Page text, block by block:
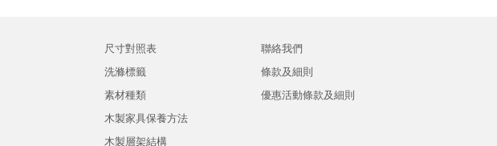
尺寸對照表
洗滌標籤
素材種類
木製家具保養方法
木製層架結構
聯絡我們
條款及細則
優惠活動條款及細則